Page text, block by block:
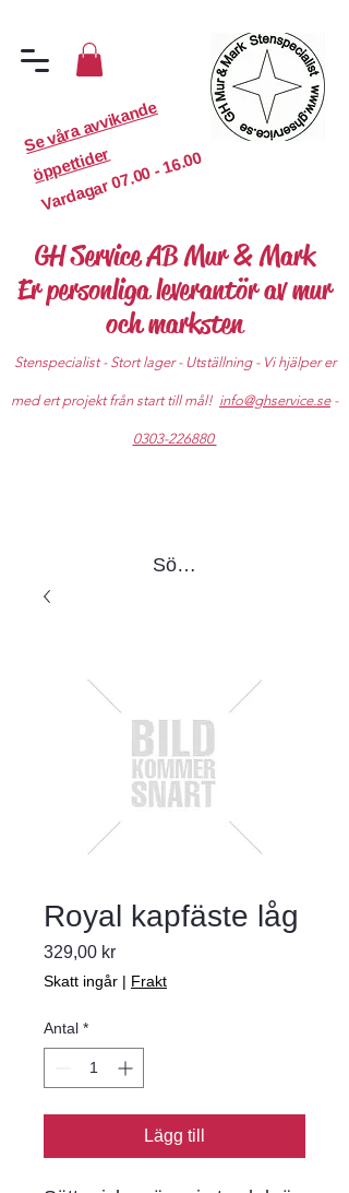
S
e
v
år
a
a
v
vi
k
a
n
d
e
ö
p
p
etti
d
er
Vardagar
07.00 - 16.00
GH Service AB Mur & Mark
Er personliga leverantör av mur
och marksten
Stenspecialist - Stort lager - Utställning - Vi hjälper er
med ert projekt från start till mål! info@ghservice.se-
0303-226880
Sök produkter
Royal kapfäste låg
329,00 krPris
Skatt ingår | Frakt
Antal *
Lägg till